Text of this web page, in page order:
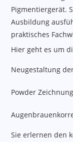
Pigmentiergerät.
Ausbildung
praktisches
Hier geht es um
Neugestaltung
Powder Zeichnung
Sie erlernen den